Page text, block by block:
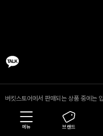
버킷스토어에서 판매되는 상품 중에는
입점 판매사가 등록한 상품정보 및 거래
메뉴 브랜드